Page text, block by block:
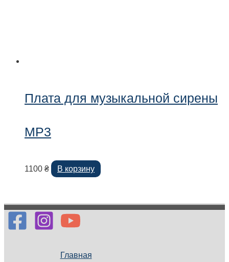
Плата для музыкальной сирены
MP3
1100 ₴ В корзину
Главная